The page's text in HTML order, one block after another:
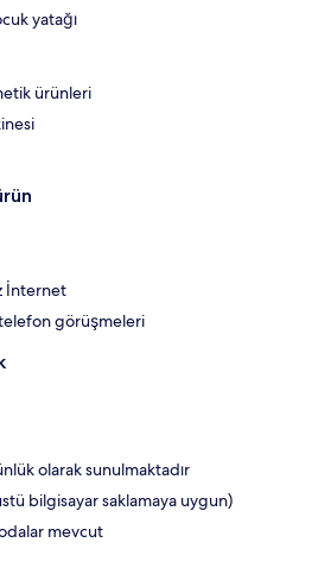
yatağı
ürünleri
İnternet
görüşmeleri
olarak sunulmaktadır
bilgisayar saklamaya uygun)
mevcut